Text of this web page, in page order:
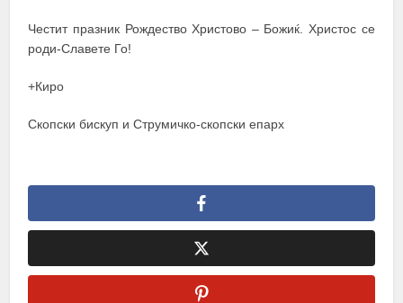
Честит празник Рождество Христово – Божиќ. Христос се
роди-Славете Го!
+Киро
Скопски бискуп и Струмичко-скопски епарх